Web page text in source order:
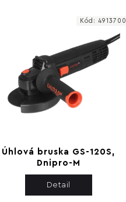
Úhlová bruska GS-120S,
Dnipro-M
Detail
Kód: